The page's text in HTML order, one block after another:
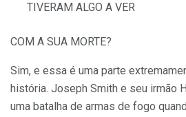
TIVERAM ALGO A VER
COM A SUA MORTE?
Sim, e essa é uma parte
história. Joseph Smith e seu irmão
uma batalha de armas de fogo